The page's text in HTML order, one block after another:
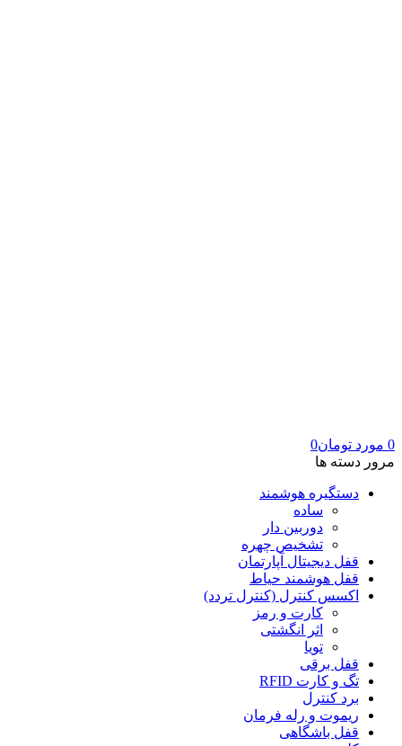
0 مورد تومان0
مرور دسته ها
دستگیره هوشمند
ساده
دوربین دار
تشخیص چهره
قفل دیجیتال آپارتمان
قفل هوشمند حیاط
اکسس کنترل (کنترل تردد)
کارت و رمز
اثر انگشتی
تویا
قفل برقی
تگ و کارت RFID
برد کنترل
ریموت و رله فرمان
قفل باشگاهی